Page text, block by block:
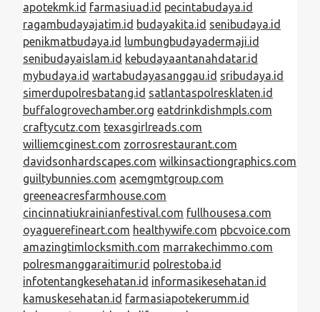
apotekmk.id farmasiuad.id pecintabudaya.id
ragambudayajatim.id budayakita.id senibudaya.id
penikmatbudaya.id lumbungbudayadermaji.id
senibudayaislam.id kebudayaantanahdatar.id
mybudaya.id wartabudayasanggau.id sribudaya.id
simerdupolresbatang.id satlantaspolresklaten.id
buffalogrovechamber.org eatdrinkdishmpls.com
craftycutz.com texasgirlreads.com
williemcginest.com zorrosrestaurant.com
davidsonhardscapes.com wilkinsactiongraphics.com
guiltybunnies.com acemgmtgroup.com
greeneacresfarmhouse.com
cincinnatiukrainianfestival.com fullhousesa.com
oyaguerefineart.com healthywife.com pbcvoice.com
amazingtimlocksmith.com marrakechimmo.com
polresmanggaraitimur.id polrestoba.id
infotentangkesehatan.id informasikesehatan.id
kamuskesehatan.id farmasiapotekerumm.id